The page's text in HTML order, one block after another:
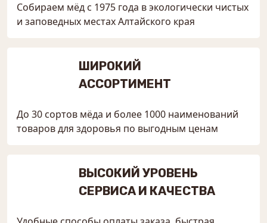
Собираем мёд с 1975 года в экологически чистых
и заповедных местах Алтайского края
ШИРОКИЙ
АССОРТИМЕНТ
До 30 сортов мёда и более 1000 наименований
товаров для здоровья по выгодным ценам
ВЫСОКИЙ УРОВЕНЬ
СЕРВИСА И КАЧЕСТВА